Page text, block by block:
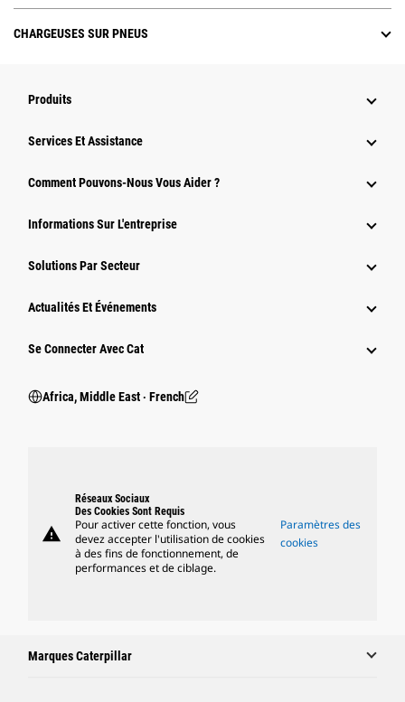
CHARGEUSES SUR PNEUS
Produits
Services Et Assistance
Comment Pouvons-Nous Vous Aider ?
Informations Sur L'entreprise
Solutions Par Secteur
Actualités Et Événements
Se Connecter Avec Cat
Africa, Middle East ‧ French
warning
Réseaux Sociaux
Des Cookies Sont Requis
Pour activer cette fonction, vous
devez accepter l'utilisation de cookies
à des fins de fonctionnement, de
performances et de ciblage.
Paramètres des
cookies
Marques Caterpillar